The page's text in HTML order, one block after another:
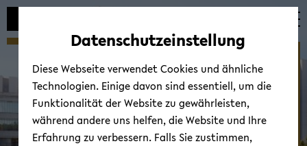
Automatische
vermeiden
zum
wechseln
zum
wechseln
zum
wechseln
mathematik
Datenschutzeinstellung
Diese Webseite verwendet Cookies und ähnliche
Technologien. Einige davon sind essentiell, um die
Funktionalität der Website zu gewährleisten,
während andere uns helfen, die Website und Ihre
Erfahrung zu verbessern. Falls Sie zustimmen,